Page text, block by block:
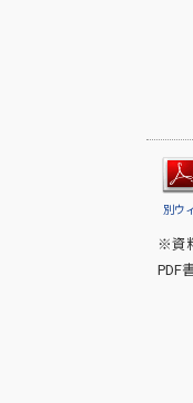
別ウ
※資
PDF